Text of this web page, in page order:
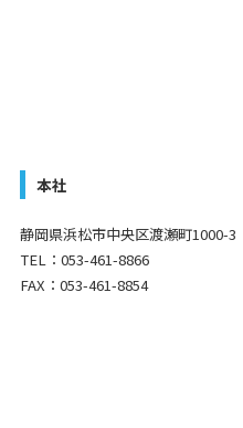
本社
静岡県浜松市中央区渡瀬町1000-3
TEL：053-461-8866
FAX：053-461-8854